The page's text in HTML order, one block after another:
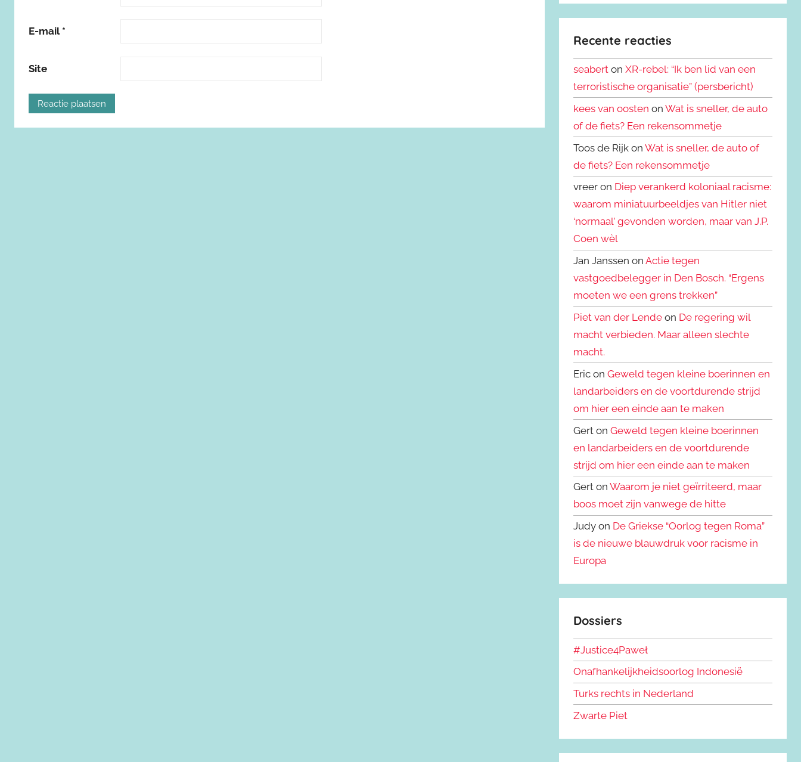
E-mail *
Site
Recente reacties
seabert onXR-rebel: “Ik ben lid van een
terroristische organisatie” (persbericht)
kees van oosten onWat is sneller, de auto
of de fiets? Een rekensommetje
Toos de Rijk onWat is sneller, de auto of
de fiets? Een rekensommetje
vreer on Diep verankerd koloniaal racisme:
waarom miniatuurbeeldjes van Hitler niet
‘normaal’ gevonden worden, maar van J.P.
Coen wèl
Jan Janssen onActie tegen
vastgoedbelegger in Den Bosch. “Ergens
moeten we een grens trekken”
Piet van der Lende on De regering wil
macht verbieden. Maar alleen slechte
macht.
Eric onGeweld tegen kleine boerinnen en
landarbeiders en de voortdurende strijd
om hier een einde aan te maken
Gert onGeweld tegen kleine boerinnen
en landarbeiders en de voortdurende
strijd om hier een einde aan te maken
Gert onWaarom je niet geïrriteerd, maar
boos moet zijn vanwege de hitte
Judy on De Griekse “Oorlog tegen Roma”
is de nieuwe blauwdruk voor racisme in
Europa
Dossiers
#Justice4Paweł
Onafhankelijkheidsoorlog Indonesië
Turks rechts in Nederland
Zwarte Piet